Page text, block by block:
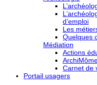
d’emploi
Les
Quelques
Médiation
Actions
Carnet de
Portail usagers